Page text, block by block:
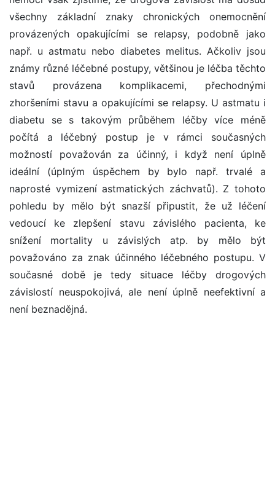
všechny základní znaky chronických onemocnění
provázených opakujícími se relapsy, podobně jako
např. u astmatu nebo diabetes melitus. Ačkoliv jsou
známy různé léčebné postupy, většinou je léčba těchto
stavů provázena komplikacemi, přechodnými
zhoršeními stavu a opakujícími se relapsy. U astmatu i
diabetu se s takovým průběhem léčby více méně
počítá a léčebný postup je v rámci současných
možností považován za účinný, i když není úplně
ideální (úplným úspěchem by bylo např. trvalé a
naprosté vymizení astmatických záchvatů). Z tohoto
pohledu by mělo být snazší připustit, že už léčení
vedoucí ke zlepšení stavu závislého pacienta, ke
snížení mortality u závislých atp. by mělo být
považováno za znak účinného léčebného postupu. V
současné době je tedy situace léčby drogových
závislostí neuspokojivá, ale není úplně neefektivní a
není beznadějná.